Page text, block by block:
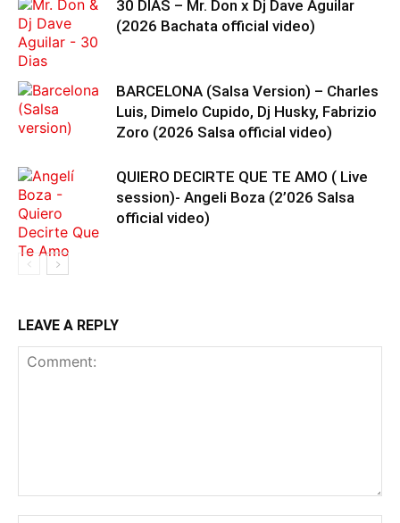
30 DIAS – Mr. Don x Dj Dave Aguilar
(2026 Bachata official video)
BARCELONA (Salsa Version) – Charles
Luis, Dimelo Cupido, Dj Husky, Fabrizio
Zoro (2026 Salsa official video)
QUIERO DECIRTE QUE TE AMO ( Live
session)- Angeli Boza (2’026 Salsa
official video)
LEAVE A REPLY